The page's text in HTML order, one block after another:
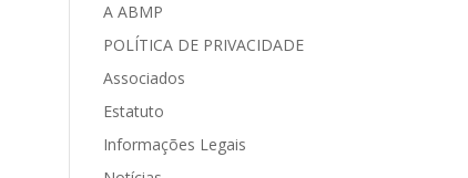
A ABMP
POLÍTICA DE PRIVACIDADE
Associados
Estatuto
Informações Legais